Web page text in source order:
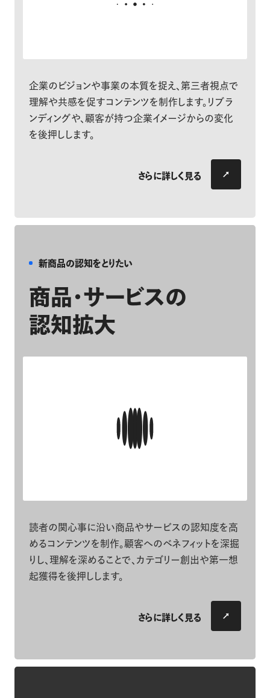
企業のビジョンや事業の本質を捉え、第三者視点で
理解や共感を促すコンテンツを制作します。リブラ
ンディングや、顧客が持つ企業イメージからの変化
を後押しします。
さらに詳しく見る
新商品の認知をとりたい
商品・サービスの
認知拡大
読者の関心事に沿い商品やサービスの認知度を高
めるコンテンツを制作。顧客へのベネフィットを深掘
りし、理解を深めることで、カテゴリー創出や第一想
起獲得を後押しします。
さらに詳しく見る